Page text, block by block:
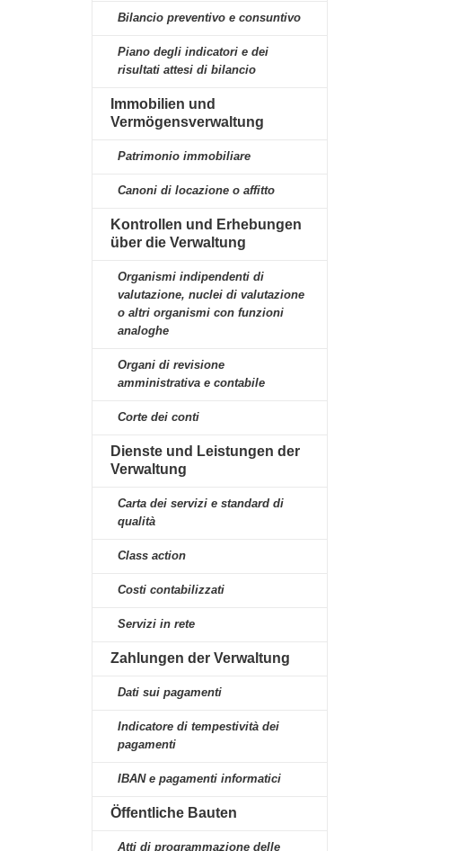
Bilancio preventivo e consuntivo
Piano degli indicatori e dei
risultati attesi di bilancio
Immobilien und
Vermögensverwaltung
Patrimonio immobiliare
Canoni di locazione o affitto
Kontrollen und Erhebungen
über die Verwaltung
Organismi indipendenti di
valutazione, nuclei di valutazione
o altri organismi con funzioni
analoghe
Organi di revisione
amministrativa e contabile
Corte dei conti
Dienste und Leistungen der
Verwaltung
Carta dei servizi e standard di
qualità
Class action
Costi contabilizzati
Servizi in rete
Zahlungen der Verwaltung
Dati sui pagamenti
Indicatore di tempestività dei
pagamenti
IBAN e pagamenti informatici
Öffentliche Bauten
Atti di programmazione delle